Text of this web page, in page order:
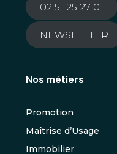
02 51 25 27 01
NEWSLETTER
Nos métiers
Promotion
Maîtrise d’Usage
Immobilier